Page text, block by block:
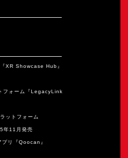
XR Showcase Hub』
フォーム『LegacyLink
ットフォーム
年11月発売
リ『Qoocan』